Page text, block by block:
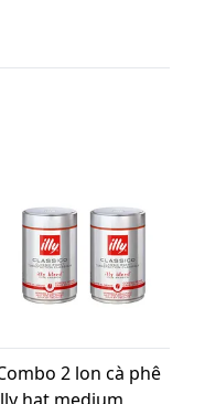
2 lon cà phê